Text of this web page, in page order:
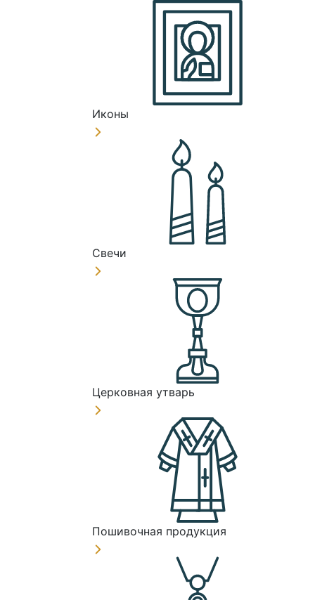
Иконы
Свечи
Церковная утварь
Пошивочная продукция